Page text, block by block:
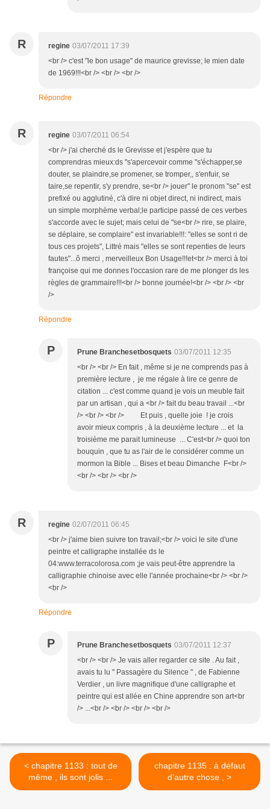
R regine 03/07/2011 17:39
<br /> c'est "le bon usage" de maurice grevisse; le mien date
de 1969!!!<br /> <br /> <br />
Répondre
R regine 03/07/2011 06:54
<br /> j'ai cherché ds le Grevisse et j'espère que tu
comprendras mieux:ds "s'apercevoir comme "s'échapper,se
douter, se plaindre,se promener, se tromper,, s'enfuir, se
taire,se repentir, s'y prendre, se<br /> jouer" le pronom "se" est
prefixé ou agglutiné, c'à dire ni objet direct, ni indirect, mais
un simple morphème verbal;le participe passé de ces verbes
s'accorde avec le sujet; mais celui de "se<br /> rire, se plaire,
se déplaire, se complaire" est invariable!!!: "elles se sont ri de
tous ces projets", Littré mais "elles se sont repenties de leurs
fautes"...ô merci , merveilleux Bon Usage!!!et<br /> merci à toi
françoise qui me donnes l'occasion rare de me plonger ds les
règles de grammaire!!!<br /> bonne journée!<br /> <br /> <br
/>
Répondre
P Prune Branchesetbosquets 03/07/2011 12:35
<br /> <br /> En fait , même si je ne comprends pas à
première lecture , je me régale à lire ce genre de
citation ... c'est comme quand je vois un meuble fait
par un artisan , qui a <br /> fait du beau travail ...<br
/> <br /> <br /> Et puis , quelle joie ! je crois
avoir mieux compris , à la deuxième lecture ... et la
troisième me parait lumineuse ... C'est<br /> quoi ton
bouquin , que tu as l'air de le considérer comme un
mormon la Bible ... Bises et beau Dimanche F<br />
<br /> <br /> <br />
R regine 02/07/2011 06:45
<br /> j'aime bien suivre ton travail;<br /> voici le site d'une
peintre et calligraphe installée ds le
04:www.terracolorosa.com ;je vais peut-être apprendre la
calligraphie chinoise avec elle l'année prochaine<br /> <br />
<br />
Répondre
P Prune Branchesetbosquets 03/07/2011 12:37
<br /> <br /> Je vais aller regarder ce site . Au fait ,
avais tu lu " Passagère du Silence " , de Fabienne
Verdier , un livre magnifique d'une calligraphe et
peintre qui est allée en Chine apprendre son art<br
/> ...<br /> <br /> <br /> <br />
< chapitre 1133 : tout de
même , ils sont jolis ...
chapitre 1135 : à défaut
d'autre chose , >